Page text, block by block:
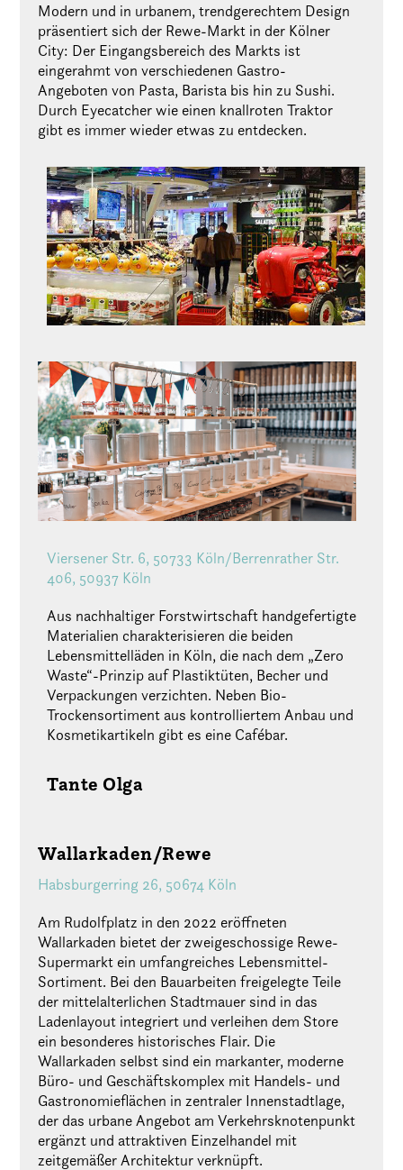
Modern und in urbanem, trendgerechtem Design
präsentiert sich der Rewe-Markt in der Kölner
City: Der Eingangsbereich des Markts ist
eingerahmt von verschiedenen Gastro-
Angeboten von Pasta, Barista bis hin zu Sushi.
Durch Eyecatcher wie einen knallroten Traktor
gibt es immer wieder etwas zu entdecken.
Viersener Str. 6, 50733 Köln/Berrenrather Str.
406, 50937 Köln
Aus nachhaltiger Forstwirtschaft handgefertigte
Materialien charakterisieren die beiden
Lebensmittelläden in Köln, die nach dem „Zero
Waste“-Prinzip auf Plastiktüten, Becher und
Verpackungen verzichten. Neben Bio-
Trockensortiment aus kontrolliertem Anbau und
Kosmetikartikeln gibt es eine Cafébar.
Tante Olga
Wallarkaden/Rewe
Habsburgerring 26, 50674 Köln
Am Rudolfplatz in den 2022 eröffneten
Wallarkaden bietet der zweigeschossige Rewe-
Supermarkt ein umfangreiches Lebensmittel-
Sortiment. Bei den Bauarbeiten freigelegte Teile
der mittelalterlichen Stadtmauer sind in das
Ladenlayout integriert und verleihen dem Store
ein besonderes historisches Flair. Die
Wallarkaden selbst sind ein markanter, moderne
Büro- und Geschäftskomplex mit Handels- und
Gastronomieflächen in zentraler Innenstadtlage,
der das urbane Angebot am Verkehrsknotenpunkt
ergänzt und attraktiven Einzelhandel mit
zeitgemäßer Architektur verknüpft.